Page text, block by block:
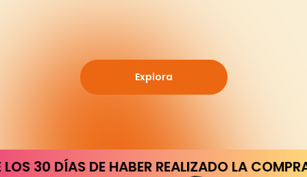
Explora
HABER REALIZADO LA COMPRA |